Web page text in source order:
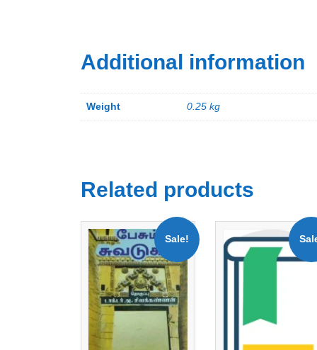
Additional information
Weight 0.25 kg
Related products
Sale!